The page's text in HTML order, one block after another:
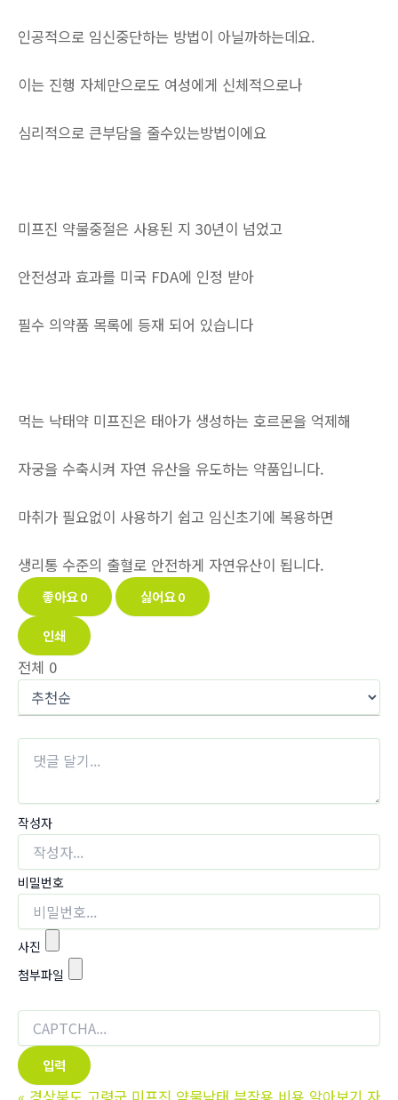
인공적으로 임신중단하는 방법이 아닐까하는데요.
이는 진행 자체만으로도 여성에게 신체적으로나
심리적으로 큰부담을 줄수있는방법이에요
미프진 약물중절은 사용된 지 30년이 넘었고
안전성과 효과를 미국 FDA에 인정 받아
필수 의약품 목록에 등재 되어 있습니다
먹는 낙태약 미프진은 태아가 생성하는 호르몬을 억제해
자궁을 수축시켜 자연 유산을 유도하는 약품입니다.
마취가 필요없이 사용하기 쉽고 임신초기에 복용하면
생리통 수준의 출혈로 안전하게 자연유산이 됩니다.
좋아요0 싫어요0
인쇄
전체 0
작성자
비밀번호
사진
첨부파일